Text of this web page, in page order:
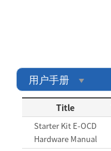
用户手册
Title
Starter Kit E-OCD
Hardware Manual